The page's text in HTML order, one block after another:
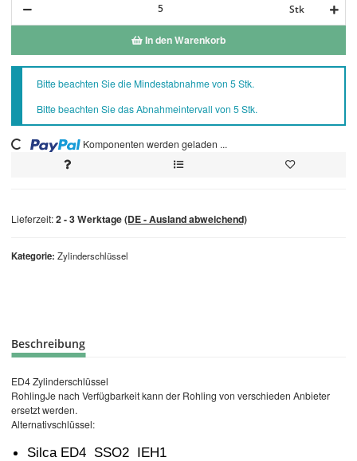
Kategorie Zylinderschlüssel
Stk
In den Warenkorb
xBitte beachten Sie die Mindestabnahme von 5 Stk.
Bitte beachten Sie das Abnahmeintervall von 5 Stk.
Loading... Komponenten werden geladen ...
Lieferzeit:2 - 3 Werktage(DE - Ausland abweichend)
Beschreibung
ED4 Zylinderschlüssel
RohlingJe nach Verfügbarkeit kann der Rohling von verschieden Anbieter
ersetzt werden.
Alternativschlüssel:
Silca ED4 SSO2 IEH1